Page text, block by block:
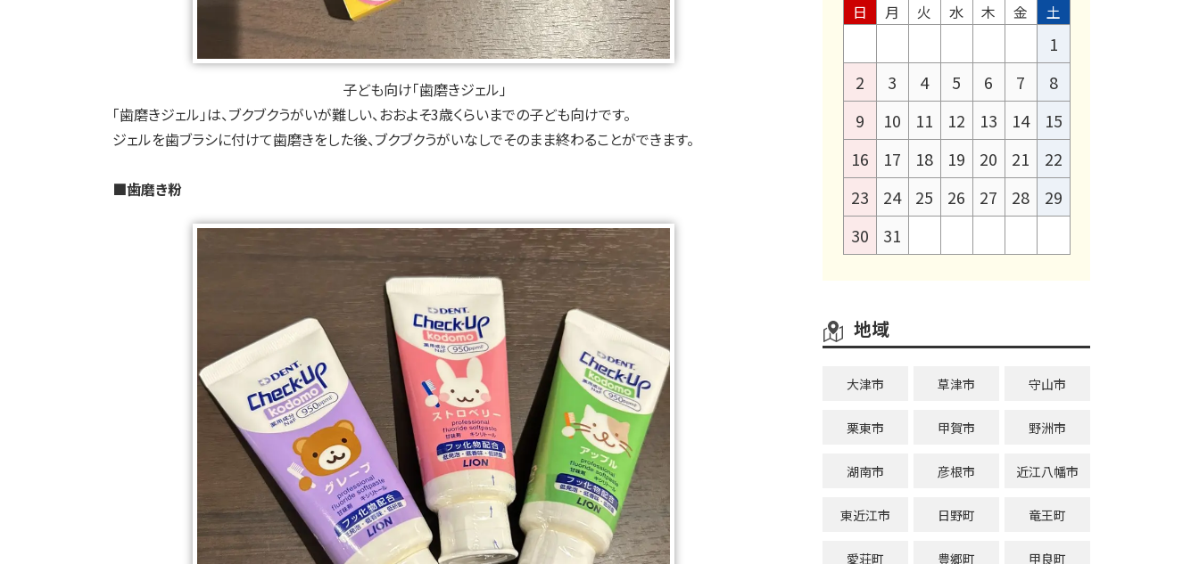
子ども向け「歯磨きジェル」
「歯磨きジェル」は、ブクブクうがいが難しい、おおよそ3歳くらいまでの子ども向けです。
ジェルを歯ブラシに付けて歯磨きをした後、ブクブクうがいなしでそのまま終わることができます。
■歯磨き粉
日
月 火 水 木 金 土
1
2
3 4 5 6 7
8
9
10 11 12 13 14
15
16
17 18 19 20 21
22
23
24 25 26 27 28
29
30
31
地域
大津市 草津市 守山市
栗東市 甲賀市 野洲市
湖南市 彦根市 近江八幡市
東近江市 日野町 竜王町
愛荘町 豊郷町 甲良町